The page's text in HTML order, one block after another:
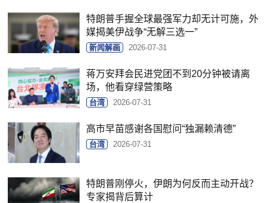
特朗普手握全球最强军力却无计可施，外
媒揭美伊战争“无解三选一”
新闻解画 2026-07-31
蒋万安拜会民进党团不到20分钟被请离
场，他看穿绿营策略
台湾 2026-07-31
高市早苗感谢各国慰问“独漏赖清德”
台湾 2026-07-31
特朗普刚停火，伊朗为何反而主动开战？
专家揭背后算计